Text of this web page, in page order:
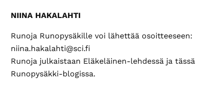
NIINA HAKALAHTI
Runoja Runopysäkille voi lähettää osoitteeseen:
niina.hakalahti@sci.fi
Runoja julkaistaan Eläkeläinen-lehdessä ja tässä
Runopysäkki-blogissa.